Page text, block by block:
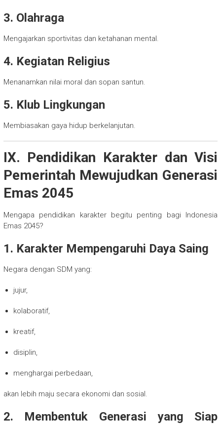
3. Olahraga
Mengajarkan sportivitas dan ketahanan mental.
4. Kegiatan Religius
Menanamkan nilai moral dan sopan santun.
5. Klub Lingkungan
Membiasakan gaya hidup berkelanjutan.
IX. Pendidikan Karakter dan Visi
Pemerintah Mewujudkan Generasi
Emas 2045
Mengapa pendidikan karakter begitu penting bagi Indonesia
Emas 2045?
1. Karakter Mempengaruhi Daya Saing
Negara dengan SDM yang:
jujur,
kolaboratif,
kreatif,
disiplin,
menghargai perbedaan,
akan lebih maju secara ekonomi dan sosial.
2. Membentuk Generasi yang Siap